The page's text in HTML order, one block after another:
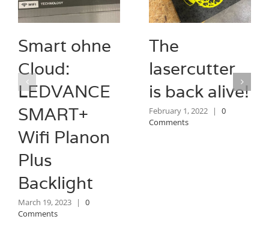
Smart ohne
Cloud:
LEDVANCE
SMART+
Wifi Planon
Plus
Backlight
March 19, 2023 |
0
Comments
The
lasercutter
is back alive!
February 1, 2022 |
0
Comments